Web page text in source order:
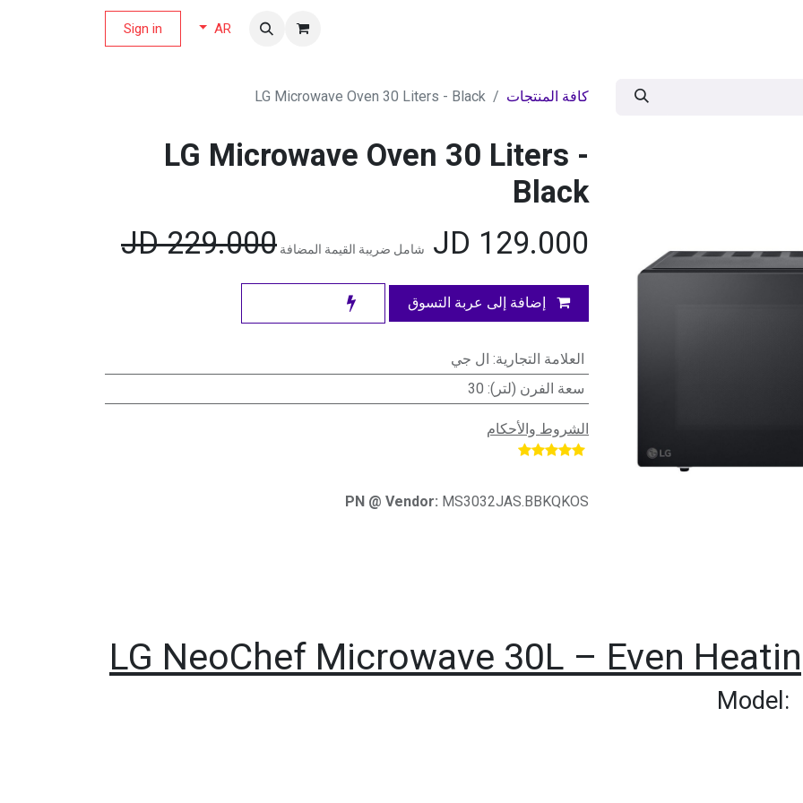
AR
Sign in
كافة المنتجات LG Microwave Oven 30 Liters - Black
LG Microwave Oven 30 Liters -
Black
129.000
شامل ضريبة القيمة المضافة 229.000
JD
إضافة إلى عربة التسوق
العلامة التجارية: ال جي
سعة الفرن (لتر):
30
الشروط والأحكام
PN @ Vendor: MS3032JAS.BBKQKOS
LG NeoChef Microwave 30L – Even
Model: